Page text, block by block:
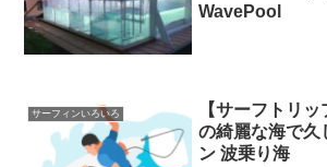
WavePool
サーフィンいろいろ
【サーフトリ
の綺麗な海で久
ン 波乗り海